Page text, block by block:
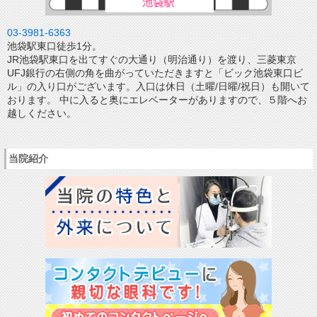
03-3981-6363
池袋駅東口徒歩1分。
JR池袋駅東口を出てすぐの大通り（明治通り）を渡り、三菱東京
UFJ銀行の右側の角を曲がっていただきますと「ビック池袋東口ビ
ル」の入り口がございます。入口は休日（土曜/日曜/祝日）も開いて
おります。 中に入ると奥にエレベーターがありますので、５階へお
越しください。
当院紹介